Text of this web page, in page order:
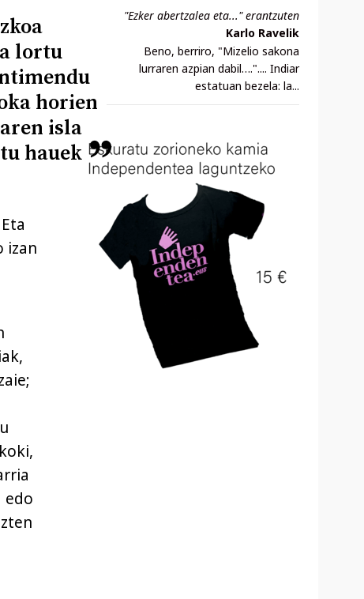
lortu
horien
isla
hauek
izan
edo
"Ezker abertzalea eta..." erantzuten
Karlo Ravelik
Beno, berriro, "Mizelio sakona
lurraren azpian dabil….".... Indiar
estatuan bezela: la...